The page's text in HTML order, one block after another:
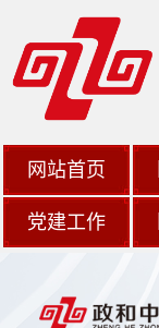
网站首页
党建工作